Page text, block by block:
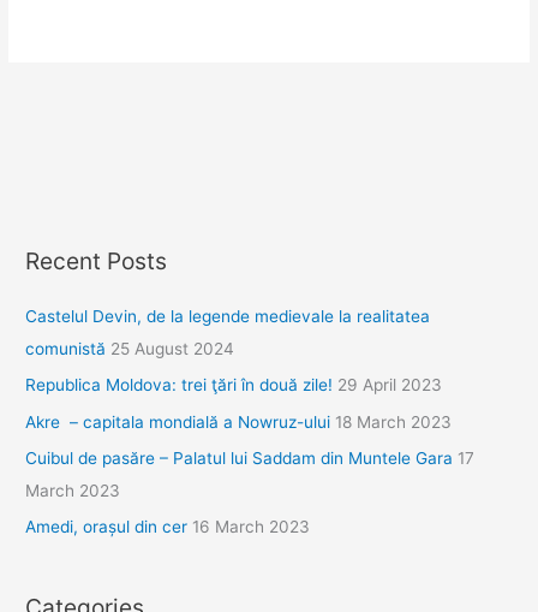
Recent Posts
Castelul Devin, de la legende medievale la realitatea
comunistă 25 August 2024
Republica Moldova: trei ţări în două zile! 29 April 2023
Akre – capitala mondială a Nowruz-ului 18 March 2023
Cuibul de pasăre – Palatul lui Saddam din Muntele Gara 17
March 2023
Amedi, orașul din cer 16 March 2023